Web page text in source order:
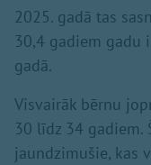
2025. gadā tas
30,4 gadiem gadu
gadā.
Visvairāk bērnu
30 līdz 34 gadiem.
jaundzimušie, kas